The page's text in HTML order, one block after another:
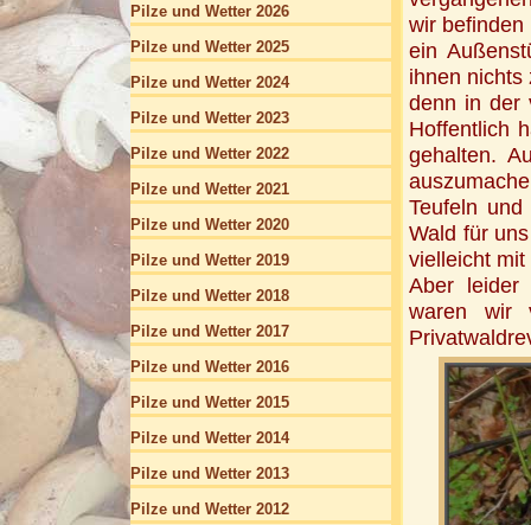
wir
ein
ihnen nichts
denn in der
Hoffentlich
gehalten.
Teufeln
Wald für
vielleicht mit
Aber leider
waren wir
Pilze und Wetter 2026
Pilze und Wetter 2025
Pilze und Wetter 2024
Pilze und Wetter 2023
Pilze und Wetter 2022
Pilze und Wetter 2021
Pilze und Wetter 2020
Pilze und Wetter 2019
Pilze und Wetter 2018
Pilze und Wetter 2017
Pilze und Wetter 2016
Pilze und Wetter 2015
Pilze und Wetter 2014
Pilze und Wetter 2013
Pilze und Wetter 2012